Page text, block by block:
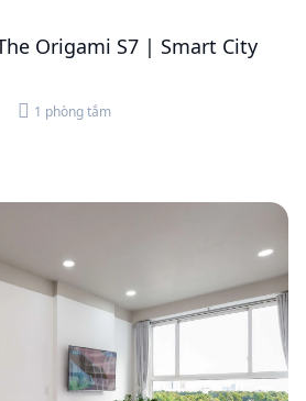
Origami S7 | Smart City
1 phòng tắm